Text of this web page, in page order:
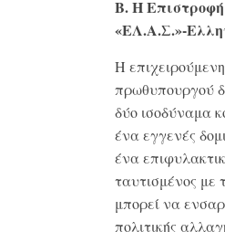
Β. Η
«ΕΛ.Α.Σ.»-
Η
πρωθυπουργού
δύο ισοδύναμα
ένα εγγενές
ένα
ταυτισμένος με
μπορεί να
πολιτικής